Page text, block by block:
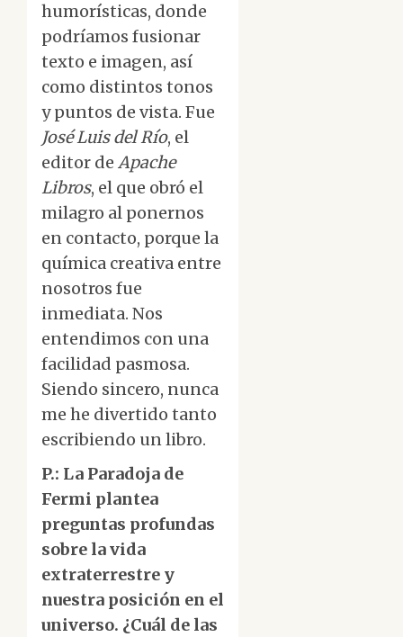
humorísticas, donde
podríamos fusionar
texto e imagen, así
como distintos tonos
y puntos de vista. Fue
José Luis del Río, el
editor de Apache
Libros, el que obró el
milagro al ponernos
en contacto, porque la
química creativa entre
nosotros fue
inmediata. Nos
entendimos con una
facilidad pasmosa.
Siendo sincero, nunca
me he divertido tanto
escribiendo un libro.
P.: La Paradoja de
Fermi plantea
preguntas profundas
sobre la vida
extraterrestre y
nuestra posición en el
universo. ¿Cuál de las